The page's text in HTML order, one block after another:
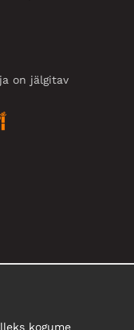
on jälgitav
kogume